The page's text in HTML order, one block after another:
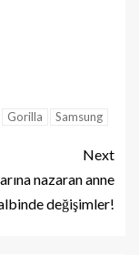
Gorilla Samsung
Next
nazaran anne
değişimler!